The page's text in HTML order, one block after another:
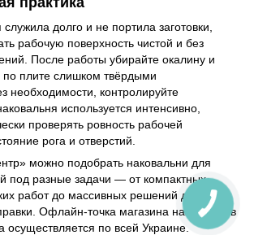
долго и не портила заготовки,
рабочую поверхность чистой и без
После работы убирайте окалину и
по плите слишком твёрдыми
необходимости, контролируйте
используется интенсивно,
проверять ровность рабочей
рога и отверстий.
можно подобрать наковальни для
под разные задачи — от компактных
работ до массивных решений для
Офлайн-точка магазина находится в
осуществляется по всей Украине.